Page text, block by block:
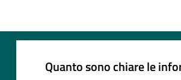
Quanto sono chiare le